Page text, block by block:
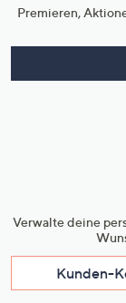
Premieren,
Verwalte deine
Kunden-